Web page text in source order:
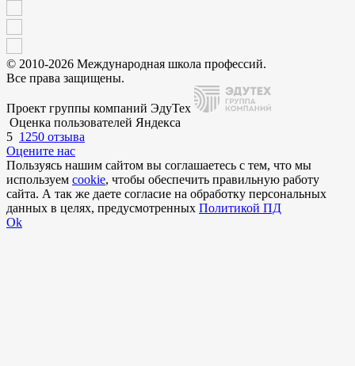
© 2010-2026 Международная школа профессий.
Все права защищены.
Проект группы компаний ЭдуТех
Оценка пользователей Яндекса
5 1250 отзыва
Оцените нас
Пользуясь нашим сайтом вы соглашаетесь с тем, что мы
используем cookie, чтобы обеспечить правильную работу
сайта. А так же даете согласие на обработку персональных
данных в целях, предусмотренных Политикой ПД
Ok